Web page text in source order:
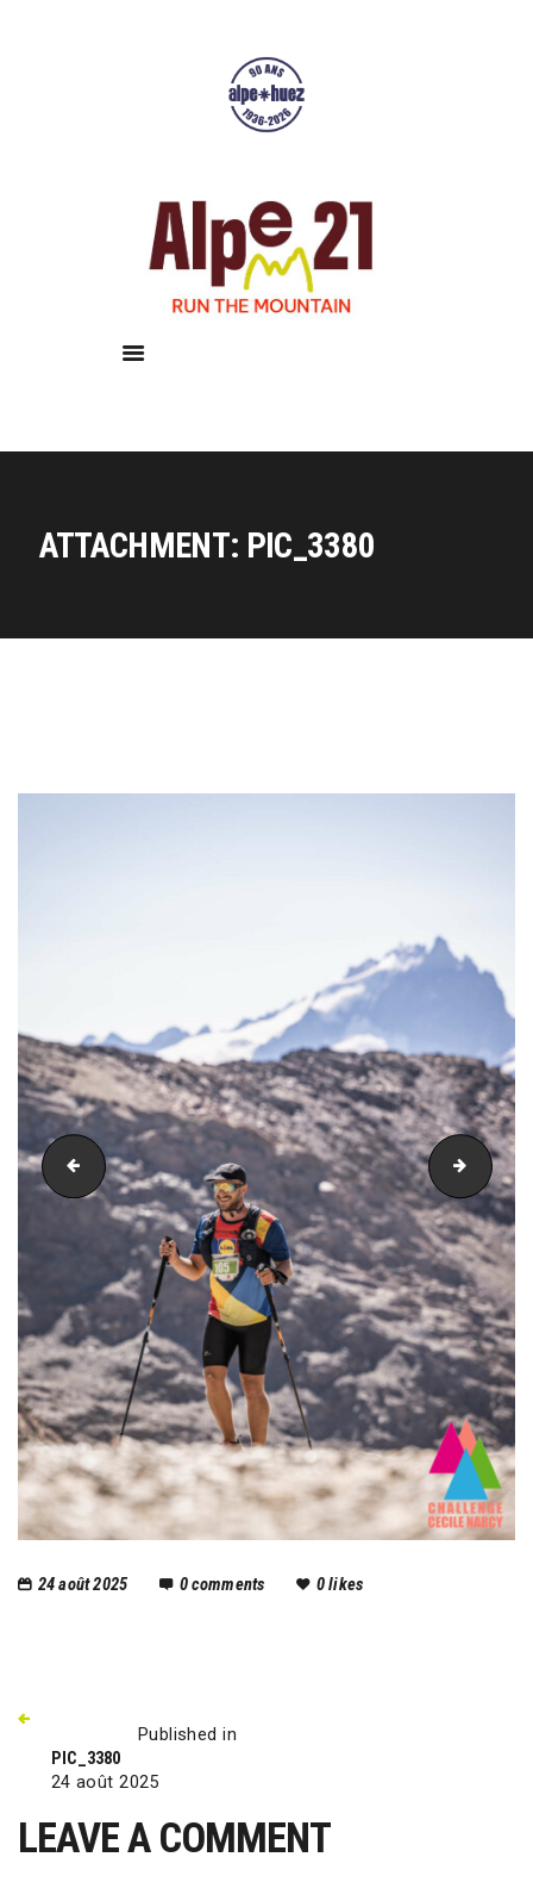
ATTACHMENT: PIC_3380
Résultats
Galerie
Infos pratiques
PIC_3368
24 août 2025 0comments 0likes
Published in
PIC_3380
24 août 2025
LEAVE A COMMENT